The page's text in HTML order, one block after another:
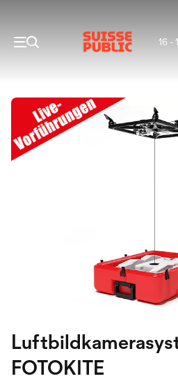
16 -
FOTOKITE